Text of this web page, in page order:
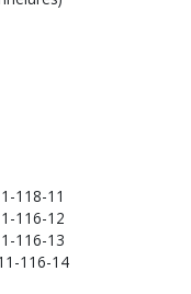
11
12
13
14